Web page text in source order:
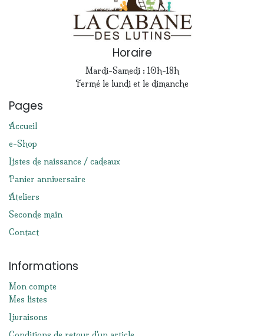
Horaire
Mardi-Samedi : 10h-18h
Fermé le lundi et le dimanche
Pages
Accueil
e-Shop
Listes de naissance / cadeaux
Panier anniversaire
Ateliers
Seconde main
Contact
Informations
Mon compte
Mes listes
Livraisons